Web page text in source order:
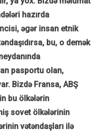
hazırda
əgər insan etnik
bu, o demək
pasportu olan,
Bizdə Fransa, ABŞ
bu ölkələrin
sovet ölkələrinin
vətəndaşları ilə